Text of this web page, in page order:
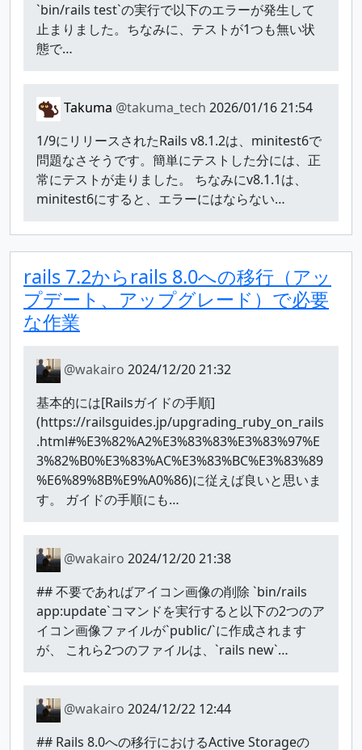
`bin/rails test`の実行で以下のエラーが発生して
止まりました。ちなみに、テストが1つも無い状
態で…
Takuma @takuma_tech 2026/01/16 21:54
1/9にリリースされたRails v8.1.2は、minitest6で
問題なさそうです。簡単にテストした分には、正
常にテストが走りました。 ちなみにv8.1.1は、
minitest6にすると、エラーにはならない…
rails 7.2からrails 8.0への移行（アッ
プデート、アップグレード）で必要
な作業
@wakairo 2024/12/20 21:32
基本的には[Railsガイドの手順]
(https://railsguides.jp/upgrading_ruby_on_rails
.html#%E3%82%A2%E3%83%83%E3%83%97%E
3%82%B0%E3%83%AC%E3%83%BC%E3%83%89
%E6%89%8B%E9%A0%86)に従えば良いと思いま
す。 ガイドの手順にも…
@wakairo 2024/12/20 21:38
## 不要であればアイコン画像の削除 `bin/rails
app:update`コマンドを実行すると以下の2つのア
イコン画像ファイルが`public/`に作成されます
が、 これら2つのファイルは、`rails new`…
@wakairo 2024/12/22 12:44
## Rails 8.0への移行におけるActive Storageの